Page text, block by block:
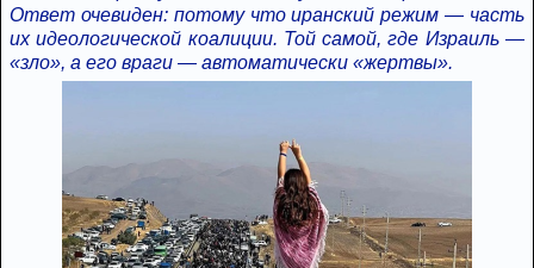
Ответ очевиден: потому что иранский режим — часть
их идеологической коалиции. Той самой, где Израиль —
«зло», а его враги — автоматически «жертвы».